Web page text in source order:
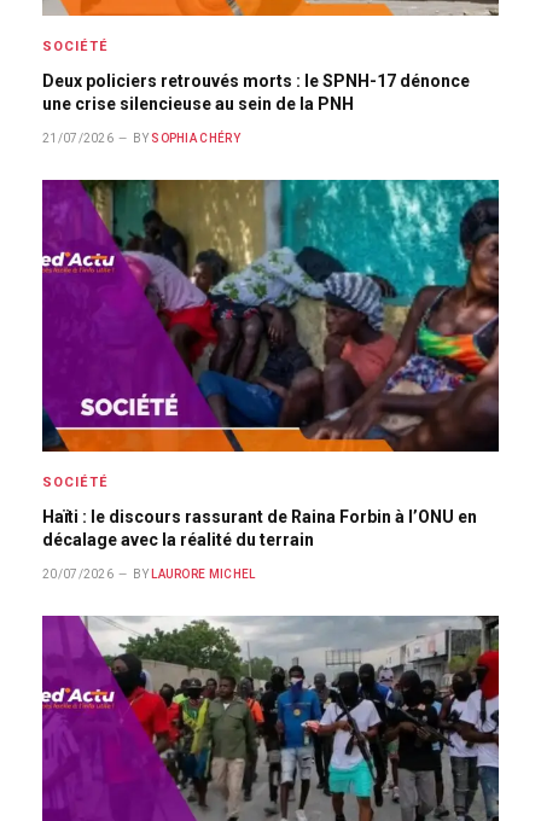
SOCIÉTÉ
Deux policiers retrouvés morts : le SPNH-17 dénonce
une crise silencieuse au sein de la PNH
21/07/2026 BY SOPHIA CHÉRY
SOCIÉTÉ
Haïti : le discours rassurant de Raina Forbin à l’ONU en
décalage avec la réalité du terrain
20/07/2026 BY LAURORE MICHEL